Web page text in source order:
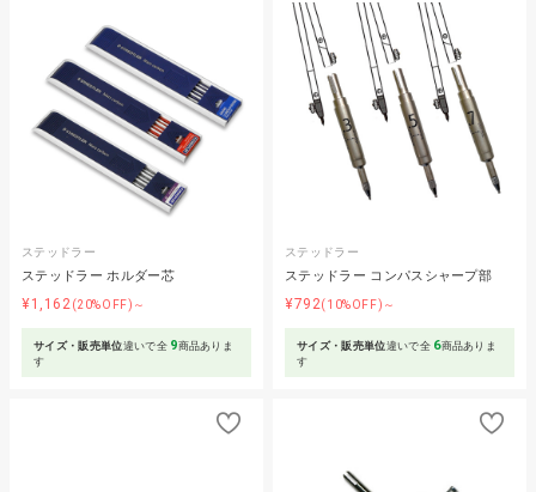
ステッドラー
ステッドラー ホルダー芯
¥1,162 (20%OFF)～
サイズ・販売単位違いで全 9商品ありま
す
ステッドラー
ステッドラー コンパスシャープ部
¥792(10%OFF)～
サイズ・販売単位違いで全 6商品ありま
す